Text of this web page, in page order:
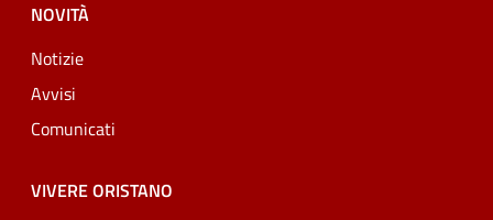
NOVITÀ
Notizie
Avvisi
Comunicati
VIVERE ORISTANO